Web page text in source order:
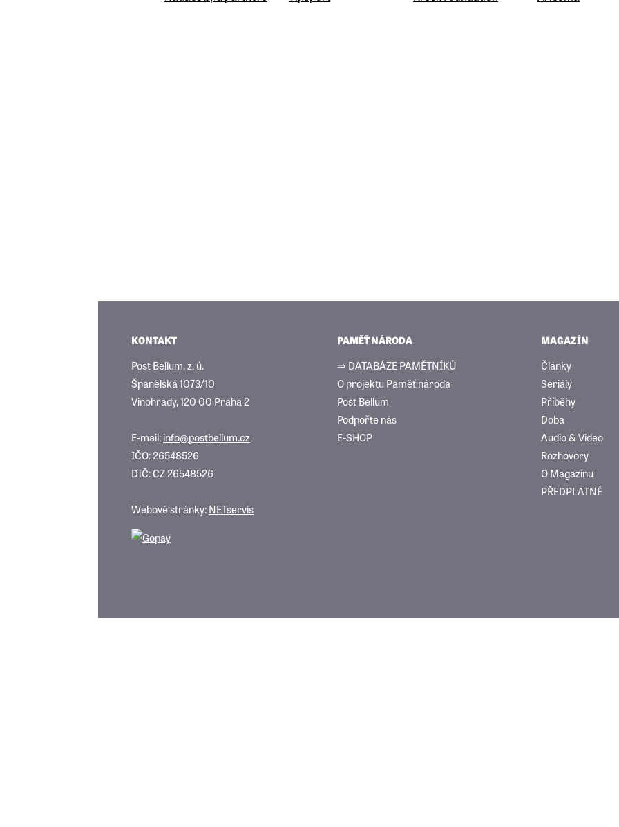
KONTAKT
Post Bellum, z. ú.
Španělská 1073/10
Vinohrady, 120 00 Praha 2
E-mail:info@postbellum.cz
IČO: 26548526
DIČ: CZ 26548526
Webové stránky:NETservis
PAMĚŤ NÁRODA
⇒ DATABÁZE PAMĚTNÍKŮ
O projektu Paměť národa
Post Bellum
Podpořte nás
E-SHOP
MAGAZÍN
Články
Seriály
Příběhy
Doba
Audio & Video
Rozhovory
O Magazínu
PŘEDPLATNÉ